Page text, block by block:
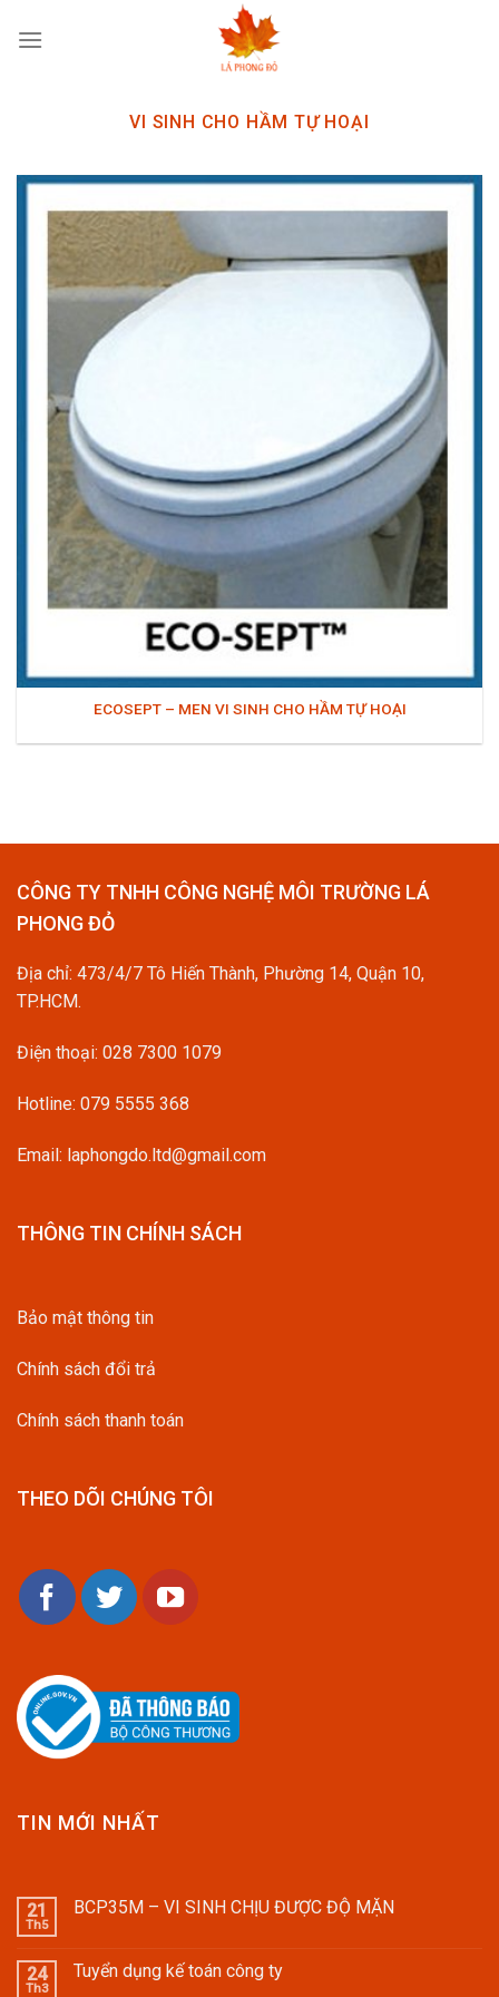
VI SINH CHO HẦM TỰ HOẠI
ECOSEPT – MEN VI SINH CHO HẦM TỰ HOẠI
CÔNG TY TNHH CÔNG NGHỆ MÔI TRƯỜNG LÁ
PHONG ĐỎ
Địa chỉ: 473/4/7 Tô Hiến Thành, Phường 14, Quận 10,
TP.HCM.
Điện thoại: 028 7300 1079
Hotline: 079 5555 368
Email: laphongdo.ltd@gmail.com
THÔNG TIN CHÍNH SÁCH
Bảo mật thông tin
Chính sách đổi trả
Chính sách thanh toán
THEO DÕI CHÚNG TÔI
TIN MỚI NHẤT
21
Th5
BCP35M – VI SINH CHỊU ĐƯỢC ĐỘ MẶN
24
Th3
Tuyển dụng kế toán công ty